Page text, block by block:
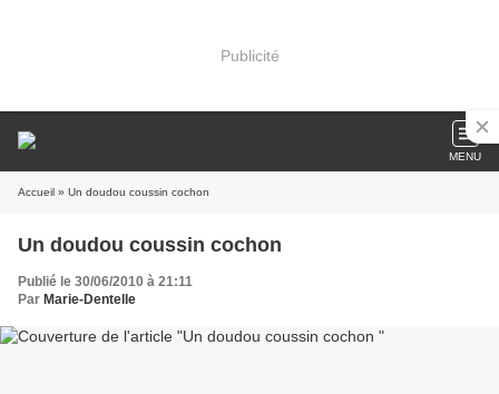
Publicité
MENU
Accueil » Un doudou coussin cochon
Un doudou coussin cochon
Publié le 30/06/2010 à 21:11
Par Marie-Dentelle